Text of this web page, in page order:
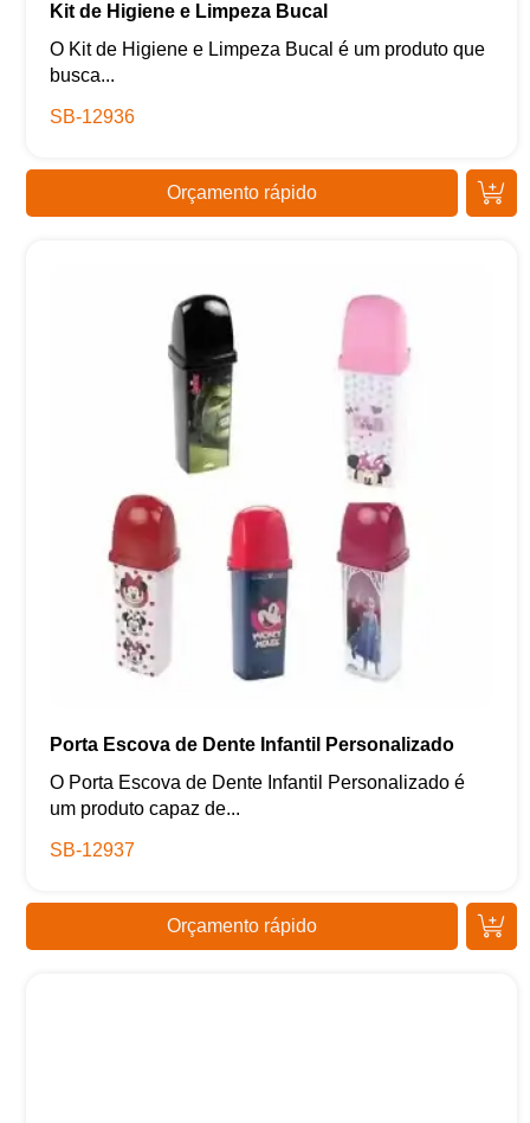
Kit de Higiene e Limpeza Bucal
O Kit de Higiene e Limpeza Bucal é um produto que
busca...
SB-12936
Orçamento rápido
Porta Escova de Dente Infantil Personalizado
O Porta Escova de Dente Infantil Personalizado é
um produto capaz de...
SB-12937
Orçamento rápido